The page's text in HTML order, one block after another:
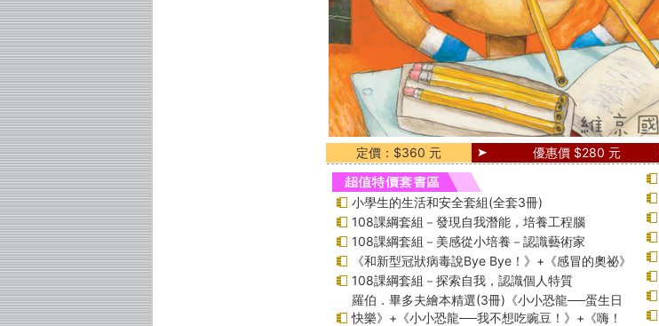
定價：$360 元 優惠價 $280 元
小學生的生活和安全套組(全套3冊)
108課綱套組－發現自我潛能，培養工程腦
108課綱套組－美感從小培養－認識藝術家
《和新型冠狀病毒說Bye Bye！》+《感冒的奧祕》
108課綱套組－探索自我，認識個人特質
羅伯．畢多夫繪本精選(3冊)《小小恐龍──蛋生日
快樂》+《小小恐龍──我不想吃豌豆！》+《嗨！